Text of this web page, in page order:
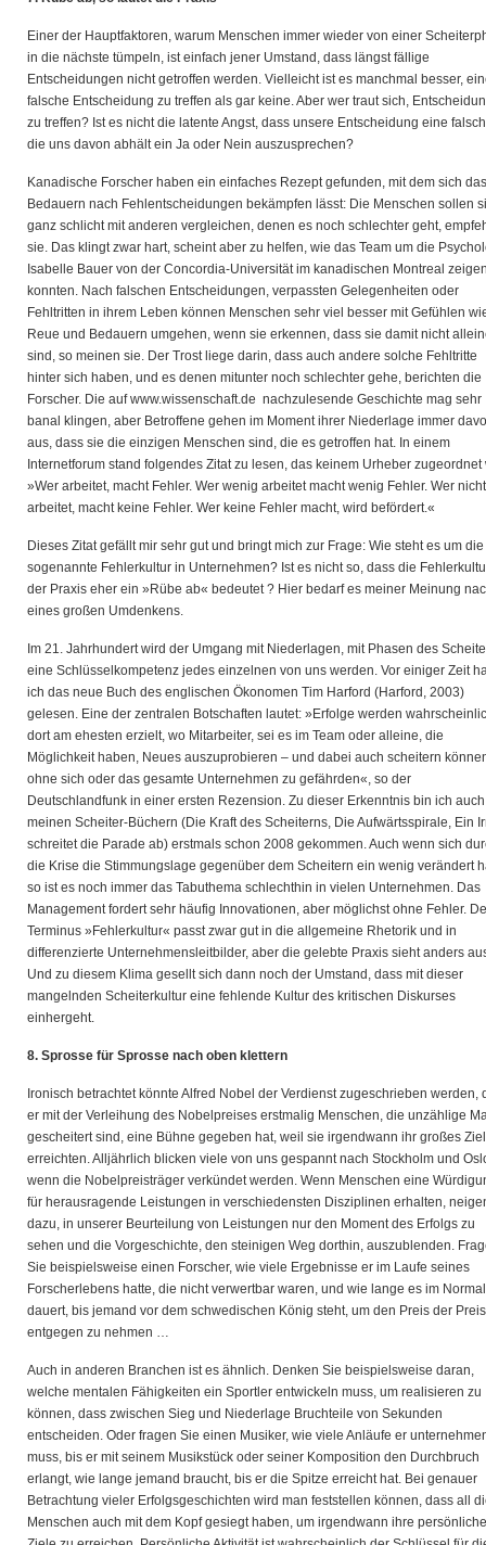
Einer der Hauptfaktoren, warum Menschen immer wieder von einer
in die nächste tümpeln, ist einfach jener Umstand, dass längst fällige
Entscheidungen nicht getroffen werden. Vielleicht ist es manchmal besser,
falsche Entscheidung zu treffen als gar keine. Aber wer traut sich,
zu treffen? Ist es nicht die latente Angst, dass unsere Entscheidung eine
die uns davon abhält ein Ja oder Nein auszusprechen?
Kanadische Forscher haben ein einfaches Rezept gefunden, mit dem sich das
Bedauern nach Fehlentscheidungen bekämpfen lässt: Die Menschen sollen
ganz schlicht mit anderen vergleichen, denen es noch schlechter geht,
sie. Das klingt zwar hart, scheint aber zu helfen, wie das Team um die
Isabelle Bauer von der Concordia-Universität im kanadischen Montreal
konnten. Nach falschen Entscheidungen, verpassten Gelegenheiten oder
Fehltritten in ihrem Leben können Menschen sehr viel besser mit Gefühlen
Reue und Bedauern umgehen, wenn sie erkennen, dass sie damit nicht
sind, so meinen sie. Der Trost liege darin, dass auch andere solche Fehltritte
hinter sich haben, und es denen mitunter noch schlechter gehe, berichten die
Forscher. Die auf www.wissenschaft.de nachzulesende Geschichte mag sehr
banal klingen, aber Betroffene gehen im Moment ihrer Niederlage immer
aus, dass sie die einzigen Menschen sind, die es getroffen hat. In einem
Internetforum stand folgendes Zitat zu lesen, das keinem Urheber zugeordnet
»Wer arbeitet, macht Fehler. Wer wenig arbeitet macht wenig Fehler. Wer nicht
arbeitet, macht keine Fehler. Wer keine Fehler macht, wird befördert.«
Dieses Zitat gefällt mir sehr gut und bringt mich zur Frage: Wie steht es um die
sogenannte Fehlerkultur in Unternehmen? Ist es nicht so, dass die
der Praxis eher ein »Rübe ab« bedeutet ? Hier bedarf es meiner Meinung
eines großen Umdenkens.
Im 21. Jahrhundert wird der Umgang mit Niederlagen, mit Phasen des
eine Schlüsselkompetenz jedes einzelnen von uns werden. Vor einiger Zeit
ich das neue Buch des englischen Ökonomen Tim Harford (Harford, 2003)
gelesen. Eine der zentralen Botschaften lautet: »Erfolge werden
dort am ehesten erzielt, wo Mitarbeiter, sei es im Team oder alleine, die
Möglichkeit haben, Neues auszuprobieren – und dabei auch scheitern
ohne sich oder das gesamte Unternehmen zu gefährden«, so der
Deutschlandfunk in einer ersten Rezension. Zu dieser Erkenntnis bin ich
meinen Scheiter-Büchern (Die Kraft des Scheiterns, Die Aufwärtsspirale, Ein
schreitet die Parade ab) erstmals schon 2008 gekommen. Auch wenn sich
die Krise die Stimmungslage gegenüber dem Scheitern ein wenig verändert
so ist es noch immer das Tabuthema schlechthin in vielen Unternehmen. Das
Management fordert sehr häufig Innovationen, aber möglichst ohne Fehler.
Terminus »Fehlerkultur« passt zwar gut in die allgemeine Rhetorik und in
differenzierte Unternehmensleitbilder, aber die gelebte Praxis sieht anders
Und zu diesem Klima gesellt sich dann noch der Umstand, dass mit dieser
mangelnden Scheiterkultur eine fehlende Kultur des kritischen Diskurses
einhergeht.
8. Sprosse für Sprosse nach oben klettern
Ironisch betrachtet könnte Alfred Nobel der Verdienst zugeschrieben werden,
er mit der Verleihung des Nobelpreises erstmalig Menschen, die unzählige
gescheitert sind, eine Bühne gegeben hat, weil sie irgendwann ihr großes Ziel
erreichten. Alljährlich blicken viele von uns gespannt nach Stockholm und
wenn die Nobelpreisträger verkündet werden. Wenn Menschen eine
für herausragende Leistungen in verschiedensten Disziplinen erhalten,
dazu, in unserer Beurteilung von Leistungen nur den Moment des Erfolgs zu
sehen und die Vorgeschichte, den steinigen Weg dorthin, auszublenden.
Sie beispielsweise einen Forscher, wie viele Ergebnisse er im Laufe seines
Forscherlebens hatte, die nicht verwertbar waren, und wie lange es im
dauert, bis jemand vor dem schwedischen König steht, um den Preis der
entgegen zu nehmen …
Auch in anderen Branchen ist es ähnlich. Denken Sie beispielsweise daran,
welche mentalen Fähigkeiten ein Sportler entwickeln muss, um realisieren zu
können, dass zwischen Sieg und Niederlage Bruchteile von Sekunden
entscheiden. Oder fragen Sie einen Musiker, wie viele Anläufe er
muss, bis er mit seinem Musikstück oder seiner Komposition den Durchbruch
erlangt, wie lange jemand braucht, bis er die Spitze erreicht hat. Bei genauer
Betrachtung vieler Erfolgsgeschichten wird man feststellen können, dass all
Menschen auch mit dem Kopf gesiegt haben, um irgendwann ihre